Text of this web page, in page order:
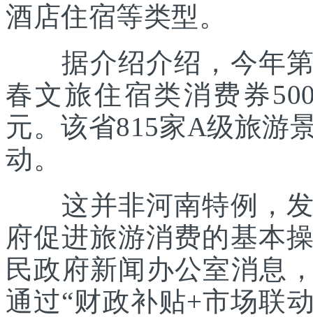
酒店住宿等类型。
据介绍介绍，今年第
春文旅住宿类消费券
元。该省815家A级旅游
动。
这并非河南特例，发
府促进旅游消费的基本
民政府新闻办公室消息
通过“财政补贴+市场联